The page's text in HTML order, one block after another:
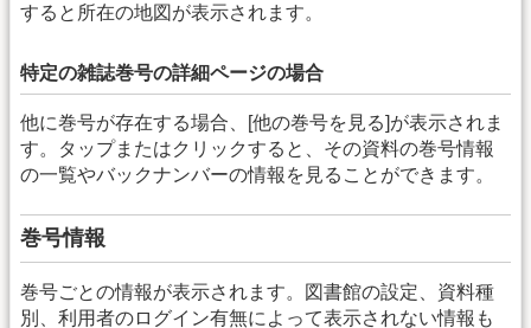
すると所在の地図が表示されます。
特定の雑誌巻号の詳細ページの場合
他に巻号が存在する場合、[他の巻号を見る]が表示されま
す。タップまたはクリックすると、その資料の巻号情報
の一覧やバックナンバーの情報を見ることができます。
巻号情報
巻号ごとの情報が表示されます。図書館の設定、資料種
別、利用者のログイン有無によって表示されない情報も